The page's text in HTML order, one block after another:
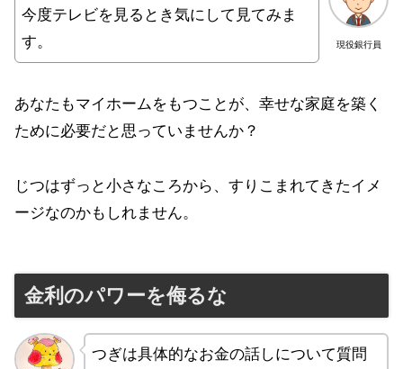
現役銀行員
今度テレビを見るとき気にして見てみま
す。
あなたもマイホームをもつことが、幸せな家庭を築く
ために必要だと思っていませんか？
じつはずっと小さなころから、すりこまれてきたイメ
ージなのかもしれません。
金利のパワーを侮るな
つぎは具体的なお金の話しについて質問